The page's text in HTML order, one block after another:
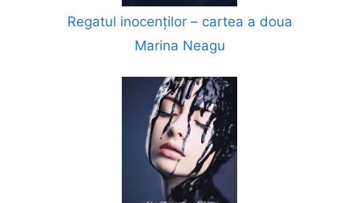
Regatul inocenților – cartea a doua
Marina Neagu